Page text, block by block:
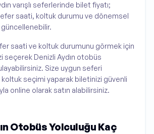
varışlı seferlerinde bilet fiyatı;
saati, koltuk durumu ve dönemsel
saati ve koltuk durumunu görmek için
seçerek Denizli Aydın otobüs
Size uygun seferi
seçimi yaparak biletinizi güvenli
online olarak satın alabilirsiniz.
Otobüs Yolculuğu Kaç